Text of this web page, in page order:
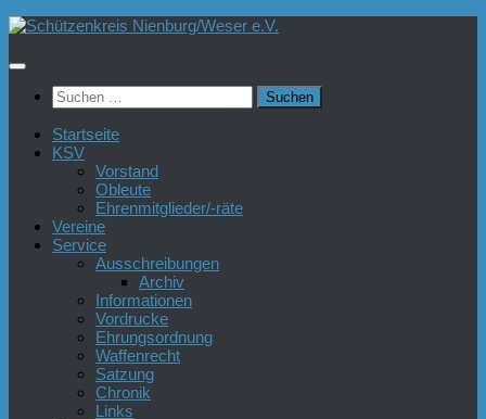
Zum
springen
Suchen
nach:
Startseite
KSV
Vorstand
Obleute
Ehrenmitglieder/-räte
Vereine
Service
Ausschreibungen
Archiv
Informationen
Vordrucke
Ehrungsordnung
Waffenrecht
Satzung
Chronik
Links